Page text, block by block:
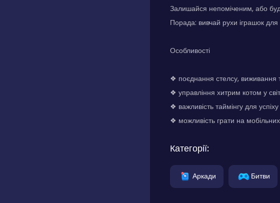
Залишайся непоміченим, або
Порада: вивчай рухи іграшок
Особливості
❖ поєднання стелсу, виживання
❖ управління хитрим котом у
❖ важливість таймінгу для успіху
❖ можливість грати на
Категорії:
Аркади Битви